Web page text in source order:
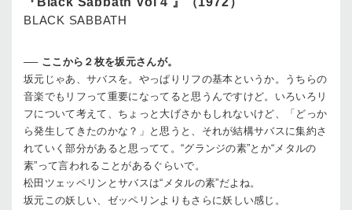
BLACK SABBATH
── ここから２枚を坂元さんが。
坂元 じゃあ、サバスを。やっぱりリフの基本というか。うちらの
音楽でもリフって重要になってると思うんですけど。いろいろリ
フについて考えて、ちょっと大げさかもしれないけど、「どっか
ら発生してきたのかな？」と思うと、それが結構サバスに集約さ
れていく部分があると思ってて。“グランジの素”とか“メタルの
素”って言われることがあるぐらいで。
松田 ツェッペリンとサバスは“メタルの素”だよね。
坂元 この妖しい、ゼッペリンよりもさらに妖しい感じ。